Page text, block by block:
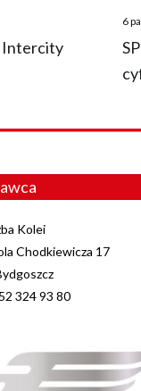
Intercity
on
6
Kolei
Chodkiewicza 17
324 93 80